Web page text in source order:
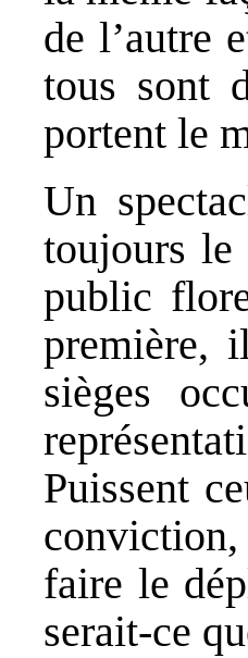
de l’autre
tous sont
portent le
Un
toujours le
public
première,
sièges
Puissent
conviction,
faire le
serait-ce